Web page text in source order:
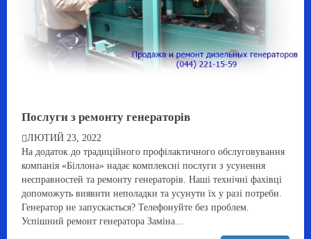
Послуги з ремонту генераторів
ЛЮТИЙ 23, 2022
На додаток до традиційного профілактичного обслуговування
компанія «Біллона» надає комплексні послуги з усунення
несправностей та ремонту генераторів. Наші технічні фахівці
допоможуть виявити неполадки та усунути їх у разі потреби.
Генератор не запускається? Телефонуйте без проблем.
Успішний ремонт генератора Заміна...